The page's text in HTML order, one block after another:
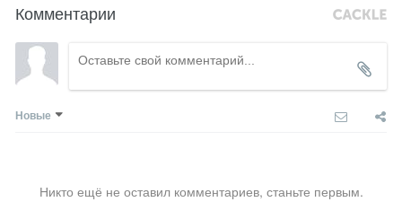
Комментарии
Новые
Никто ещё не оставил комментариев, станьте первым.